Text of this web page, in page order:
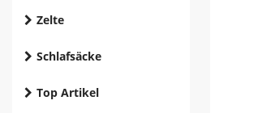
Zelte
Schlafsäcke
Top Artikel